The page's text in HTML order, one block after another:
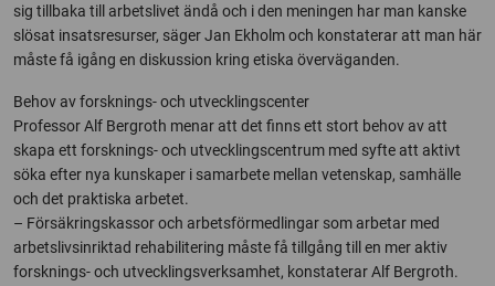
sig tillbaka till arbetslivet ändå och i den meningen har man kanske
slösat insatsresurser, säger Jan Ekholm och konstaterar att man här
måste få igång en diskussion kring etiska överväganden.
Behov av forsknings- och utvecklingscenter
Professor Alf Bergroth menar att det finns ett stort behov av att
skapa ett forsknings- och utvecklingscentrum med syfte att aktivt
söka efter nya kunskaper i samarbete mellan vetenskap, samhälle
och det praktiska arbetet.
– Försäkringskassor och arbetsförmedlingar som arbetar med
arbetslivsinriktad rehabilitering måste få tillgång till en mer aktiv
forsknings- och utvecklingsverksamhet, konstaterar Alf Bergroth.